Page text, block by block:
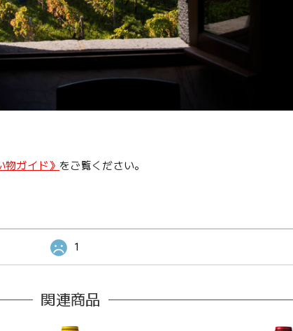
物ガイド》 をご覧ください。
1
関連商品